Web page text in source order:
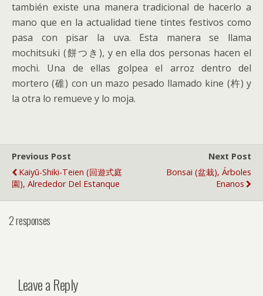
también existe una manera tradicional de hacerlo a
mano que en la actualidad tiene tintes festivos como
pasa con pisar la uva. Esta manera se llama
mochitsuki (餅つき), y en ella dos personas hacen el
mochi. Una de ellas golpea el arroz dentro del
mortero (碓) con un mazo pesado llamado kine (杵) y
la otra lo remueve y lo moja.
Previous Post
Kaiyū-Shiki-Teien (回遊式庭
園), Alrededor Del Estanque
Next Post
Bonsai (盆栽), Árboles
Enanos
2 responses
Leave a Reply